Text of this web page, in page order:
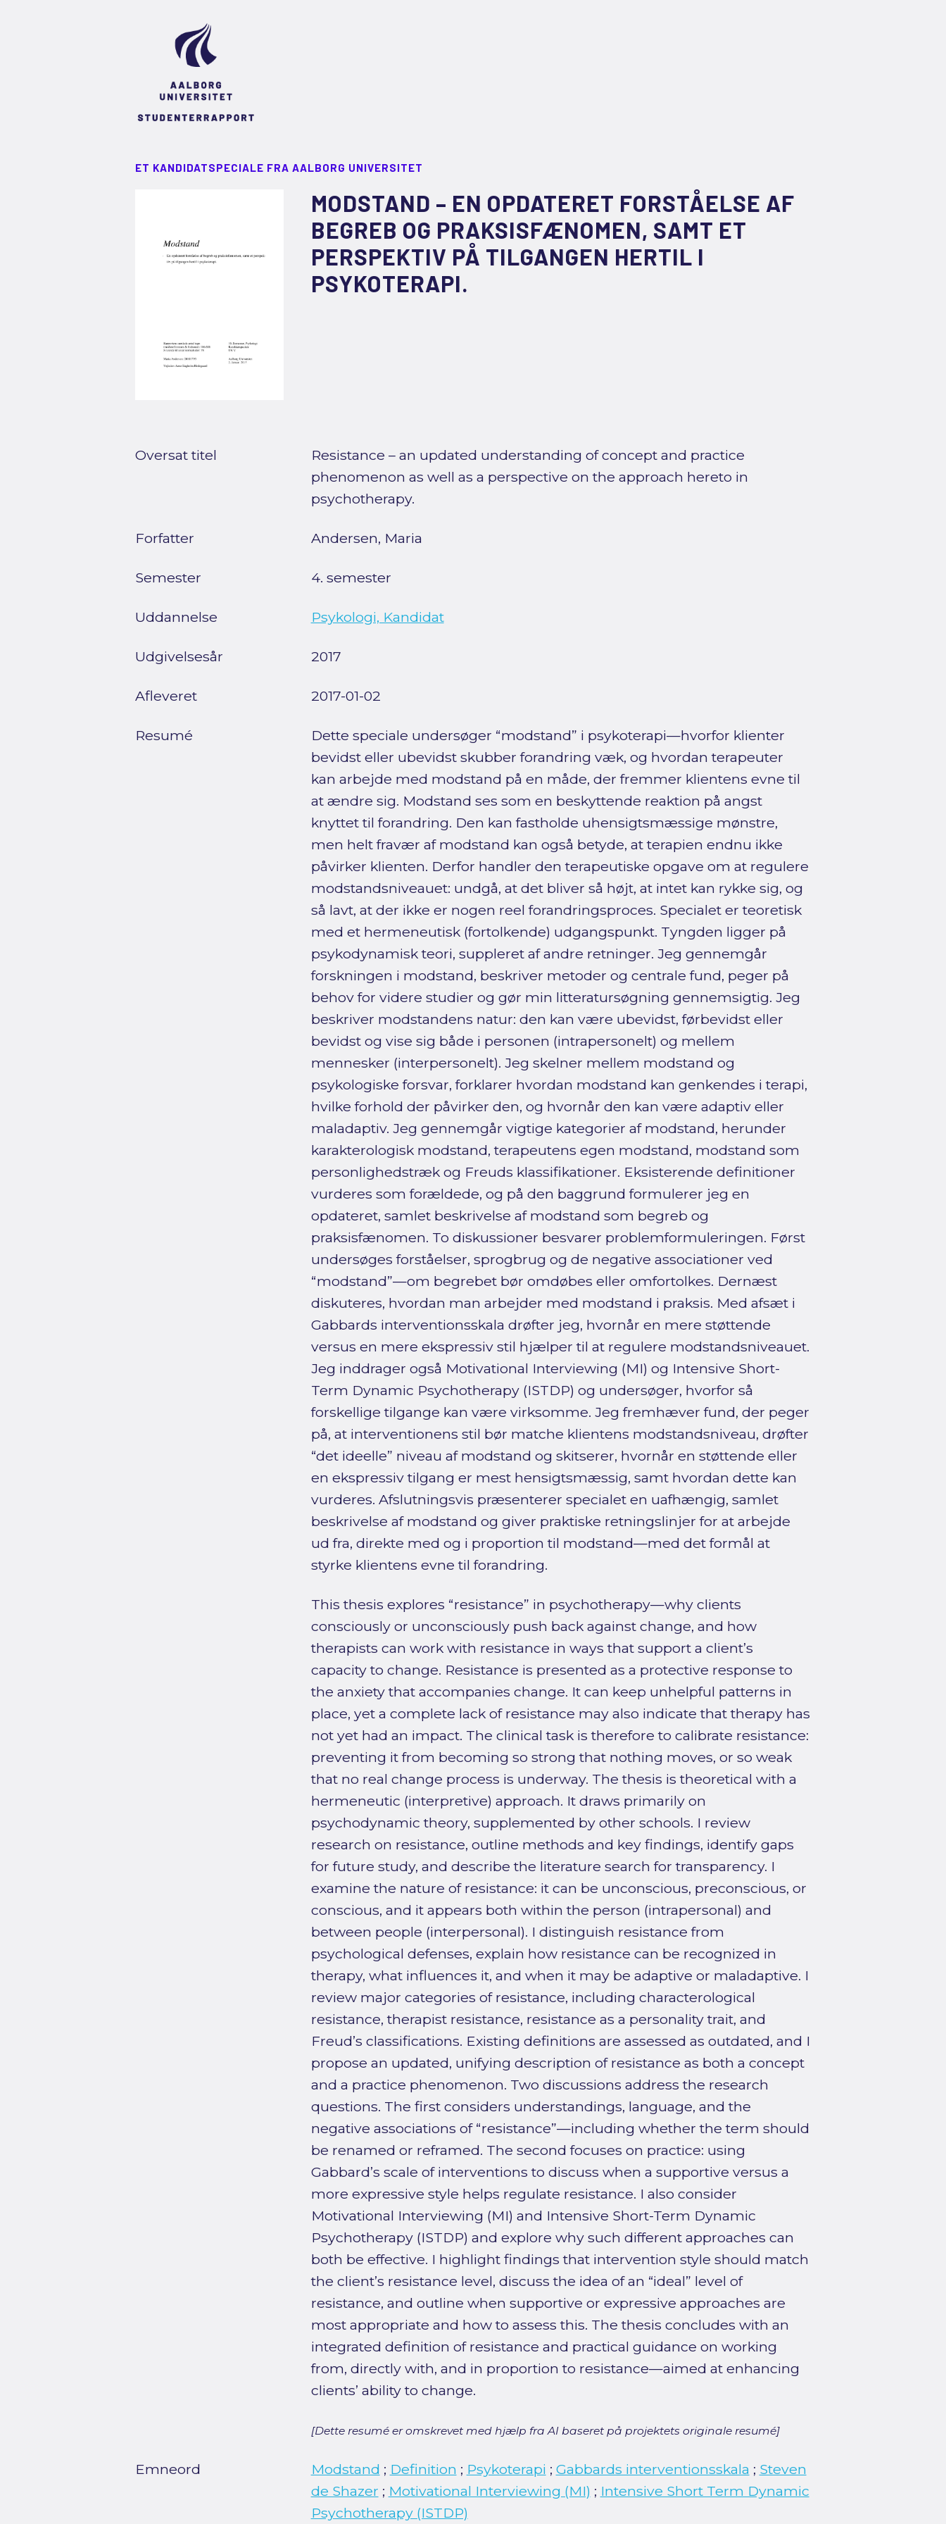
ET KANDIDATSPECIALE FRA AALBORG UNIVERSITET
MODSTAND – EN OPDATERET FORSTÅELSE AF
BEGREB OG PRAKSISFÆNOMEN, SAMT ET
PERSPEKTIV PÅ TILGANGEN HERTIL I
PSYKOTERAPI.
Oversat titel
Resistance – an updated understanding of concept and practice
phenomenon as well as a perspective on the approach hereto in
psychotherapy.
Forfatter Andersen, Maria
Semester 4. semester
Uddannelse Psykologi, Kandidat
Udgivelsesår 2017
Afleveret 2017-01-02
Resumé
Dette speciale undersøger “modstand” i psykoterapi—hvorfor klienter
bevidst eller ubevidst skubber forandring væk, og hvordan terapeuter
kan arbejde med modstand på en måde, der fremmer klientens evne til
at ændre sig. Modstand ses som en beskyttende reaktion på angst
knyttet til forandring. Den kan fastholde uhensigtsmæssige mønstre,
men helt fravær af modstand kan også betyde, at terapien endnu ikke
påvirker klienten. Derfor handler den terapeutiske opgave om at regulere
modstandsniveauet: undgå, at det bliver så højt, at intet kan rykke sig, og
så lavt, at der ikke er nogen reel forandringsproces. Specialet er teoretisk
med et hermeneutisk (fortolkende) udgangspunkt. Tyngden ligger på
psykodynamisk teori, suppleret af andre retninger. Jeg gennemgår
forskningen i modstand, beskriver metoder og centrale fund, peger på
behov for videre studier og gør min litteratursøgning gennemsigtig. Jeg
beskriver modstandens natur: den kan være ubevidst, førbevidst eller
bevidst og vise sig både i personen (intrapersonelt) og mellem
mennesker (interpersonelt). Jeg skelner mellem modstand og
psykologiske forsvar, forklarer hvordan modstand kan genkendes i terapi,
hvilke forhold der påvirker den, og hvornår den kan være adaptiv eller
maladaptiv. Jeg gennemgår vigtige kategorier af modstand, herunder
karakterologisk modstand, terapeutens egen modstand, modstand som
personlighedstræk og Freuds klassifikationer. Eksisterende definitioner
vurderes som forældede, og på den baggrund formulerer jeg en
opdateret, samlet beskrivelse af modstand som begreb og
praksisfænomen. To diskussioner besvarer problemformuleringen. Først
undersøges forståelser, sprogbrug og de negative associationer ved
“modstand”—om begrebet bør omdøbes eller omfortolkes. Dernæst
diskuteres, hvordan man arbejder med modstand i praksis. Med afsæt i
Gabbards interventionsskala drøfter jeg, hvornår en mere støttende
versus en mere ekspressiv stil hjælper til at regulere modstandsniveauet.
Jeg inddrager også Motivational Interviewing (MI) og Intensive Short-
Term Dynamic Psychotherapy (ISTDP) og undersøger, hvorfor så
forskellige tilgange kan være virksomme. Jeg fremhæver fund, der peger
på, at interventionens stil bør matche klientens modstandsniveau, drøfter
“det ideelle” niveau af modstand og skitserer, hvornår en støttende eller
en ekspressiv tilgang er mest hensigtsmæssig, samt hvordan dette kan
vurderes. Afslutningsvis præsenterer specialet en uafhængig, samlet
beskrivelse af modstand og giver praktiske retningslinjer for at arbejde
ud fra, direkte med og i proportion til modstand—med det formål at
styrke klientens evne til forandring.
This thesis explores “resistance” in psychotherapy—why clients
consciously or unconsciously push back against change, and how
therapists can work with resistance in ways that support a client’s
capacity to change. Resistance is presented as a protective response to
the anxiety that accompanies change. It can keep unhelpful patterns in
place, yet a complete lack of resistance may also indicate that therapy has
not yet had an impact. The clinical task is therefore to calibrate resistance:
preventing it from becoming so strong that nothing moves, or so weak
that no real change process is underway. The thesis is theoretical with a
hermeneutic (interpretive) approach. It draws primarily on
psychodynamic theory, supplemented by other schools. I review
research on resistance, outline methods and key findings, identify gaps
for future study, and describe the literature search for transparency. I
examine the nature of resistance: it can be unconscious, preconscious, or
conscious, and it appears both within the person (intrapersonal) and
between people (interpersonal). I distinguish resistance from
psychological defenses, explain how resistance can be recognized in
therapy, what influences it, and when it may be adaptive or maladaptive. I
review major categories of resistance, including characterological
resistance, therapist resistance, resistance as a personality trait, and
Freud’s classifications. Existing definitions are assessed as outdated, and I
propose an updated, unifying description of resistance as both a concept
and a practice phenomenon. Two discussions address the research
questions. The first considers understandings, language, and the
negative associations of “resistance”—including whether the term should
be renamed or reframed. The second focuses on practice: using
Gabbard’s scale of interventions to discuss when a supportive versus a
more expressive style helps regulate resistance. I also consider
Motivational Interviewing (MI) and Intensive Short-Term Dynamic
Psychotherapy (ISTDP) and explore why such different approaches can
both be effective. I highlight findings that intervention style should match
the client’s resistance level, discuss the idea of an “ideal” level of
resistance, and outline when supportive or expressive approaches are
most appropriate and how to assess this. The thesis concludes with an
integrated definition of resistance and practical guidance on working
from, directly with, and in proportion to resistance—aimed at enhancing
clients’ ability to change.
[Dette resumé er omskrevet med hjælp fra AI baseret på projektets originale resumé]
Emneord Modstand ; Definition ; Psykoterapi ; Gabbards interventionsskala ; Steven
de Shazer ; Motivational Interviewing (MI) ; Intensive Short Term Dynamic
Psychotherapy (ISTDP)